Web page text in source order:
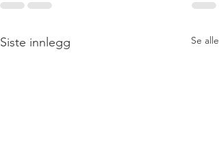
Siste innlegg Se alle